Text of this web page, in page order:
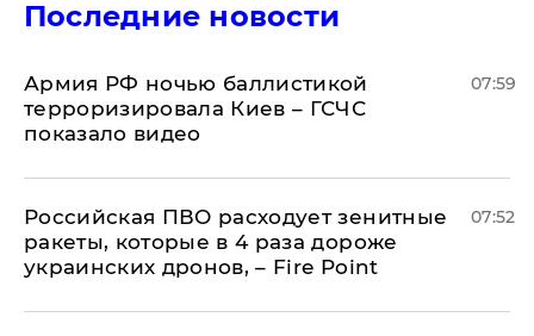
Последние новости
Армия РФ ночью баллистикой
терроризировала Киев – ГСЧС
показало видео
07:59
Российская ПВО расходует зенитные
ракеты, которые в 4 раза дороже
украинских дронов, – Fire Point
07:52